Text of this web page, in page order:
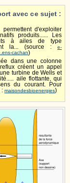
avec ce sujet :
permettent d'exploiter
produits...... Les
à ailes de type
la... (source : e-
cachan)
dans une colonne
créent un appel
turbine de Wells et
aile flottante, qui
du courant. Pour
: maisondesbioenergies)